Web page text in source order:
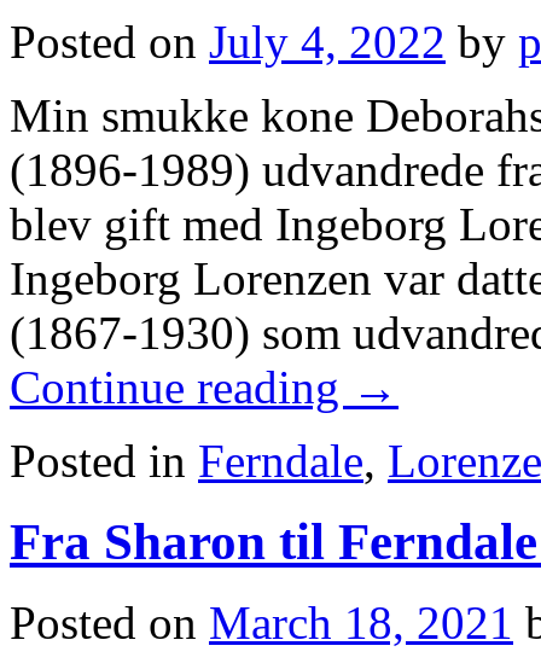
Posted on July 4, 2022 by
Min smukke kone
(1896-1989) udvandrede
blev gift med Ingeborg
Ingeborg Lorenzen var
(1867-1930) som
Continue reading →
Posted in Ferndale,
Fra Sharon til
Posted on March 18, 2021